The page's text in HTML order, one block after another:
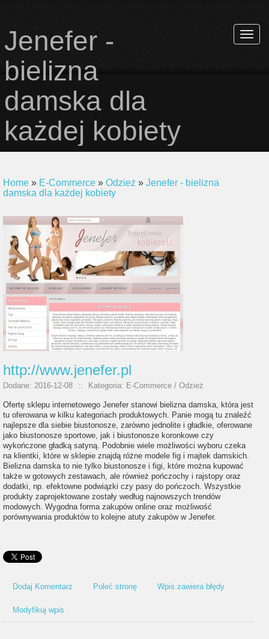
Jenefer -
bielizna
damska dla
każdej kobiety
Home » E-Commerce » Odzież » Jenefer - bielizna
damska dla każdej kobiety
http://www.jenefer.pl
Dodane: 2016-12-08 :: Kategoria: E-Commerce / Odzież
Ofertę sklepu internetowego Jenefer stanowi bielizna damska, która jest
tu oferowana w kilku kategoriach produktowych. Panie mogą tu znaleźć
najlepsze dla siebie biustonosze, zarówno jednolite i gładkie, oferowane
jako biustonosze sportowe, jak i biustonosze koronkowe czy
wykończone gładką satyną. Podobnie wiele możliwości wyboru czeka
na klientki, które w sklepie znajdą różne modele fig i majtek damskich.
Bielizna damska to nie tylko biustonosze i figi, które można kupować
także w gotowych zestawach, ale również pończochy i rajstopy oraz
dodatki, np. efektowne podwiązki czy pasy do pończoch. Wszystkie
produkty zaprojektowane zostały według najnowszych trendów
modowych. Wygodna forma zakupów online oraz możliwość
porównywania produktów to kolejne atuty zakupów w Jenefer.
Dodaj Komentarz Poleć stronę Wpis zawiera błędy
Modyfikuj wpis